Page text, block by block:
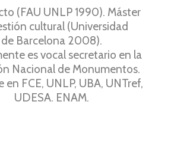
(FAU UNLP 1990). Máster
cultural (Universidad
de Barcelona 2008).
es vocal secretario en la
Nacional de Monumentos.
en FCE, UNLP, UBA, UNTref,
UDESA. ENAM.